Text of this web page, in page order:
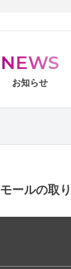
NEWS
お知らせ
ールの取